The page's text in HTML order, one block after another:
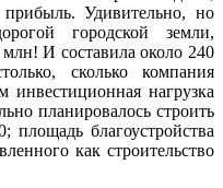
Удивительно, но
городской земли,
И составила около 240
сколько компания
инвестиционная нагрузка
планировалось строить
благоустройства
как строительство